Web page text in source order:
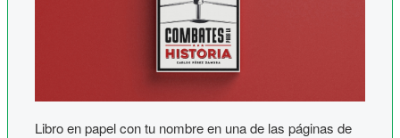
Libro en papel con tu nombre en una de las páginas de